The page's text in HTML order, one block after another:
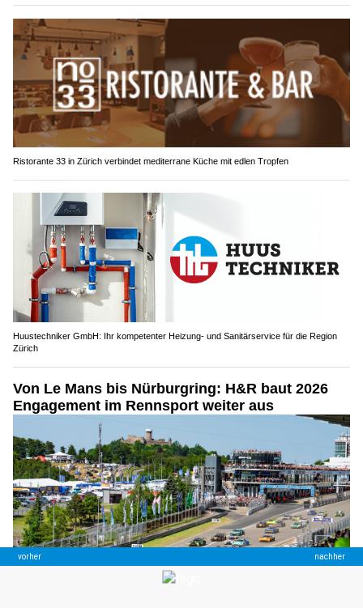
Ristorante 33 in Zürich verbindet mediterrane Küche mit edlen Tropfen
Huustechniker GmbH: Ihr kompetenter Heizung- und Sanitärservice für die Region
Zürich
Von Le Mans bis Nürburgring: H&R baut 2026
Engagement im Rennsport weiter aus